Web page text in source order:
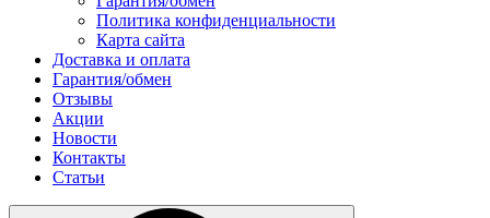
Политика конфиденциальности
Карта сайта
Доставка и оплата
Гарантия/обмен
Отзывы
Акции
Новости
Контакты
Статьи